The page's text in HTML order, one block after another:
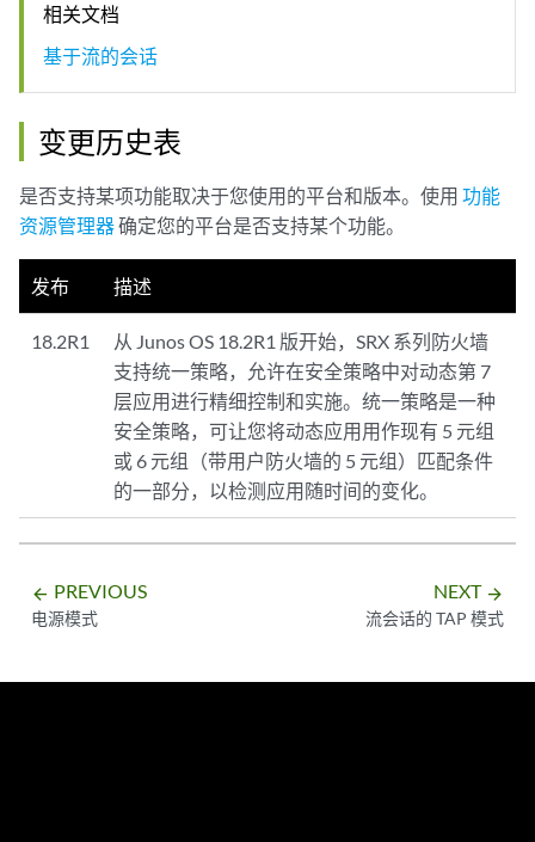
相关文档
基于流的会话
变更历史表
是否支持某项功能取决于您使用的平台和版本。使用 功能
资源管理器确定您的平台是否支持某个功能。
发布 描述
18.2R1
从 Junos OS 18.2R1 版开始，SRX 系列防火墙
支持统一策略，允许在安全策略中对动态第 7
层应用进行精细控制和实施。统一策略是一种
安全策略，可让您将动态应用用作现有 5 元组
或 6 元组（带用户防火墙的 5 元组）匹配条件
的一部分，以检测应用随时间的变化。
arrow_backward PREVIOUS
电源模式
NEXT arrow_forward
流会话的 TAP 模式